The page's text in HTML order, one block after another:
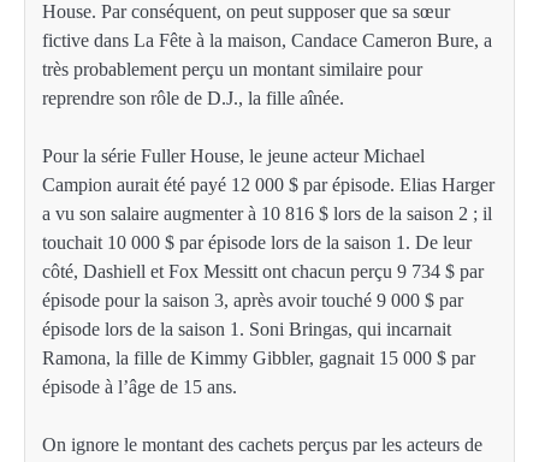
House. Par conséquent, on peut supposer que sa sœur
fictive dans La Fête à la maison, Candace Cameron Bure, a
très probablement perçu un montant similaire pour
reprendre son rôle de D.J., la fille aînée.
Pour la série Fuller House, le jeune acteur Michael
Campion aurait été payé 12 000 $ par épisode. Elias Harger
a vu son salaire augmenter à 10 816 $ lors de la saison 2 ; il
touchait 10 000 $ par épisode lors de la saison 1. De leur
côté, Dashiell et Fox Messitt ont chacun perçu 9 734 $ par
épisode pour la saison 3, après avoir touché 9 000 $ par
épisode lors de la saison 1. Soni Bringas, qui incarnait
Ramona, la fille de Kimmy Gibbler, gagnait 15 000 $ par
épisode à l’âge de 15 ans.
On ignore le montant des cachets perçus par les acteurs de